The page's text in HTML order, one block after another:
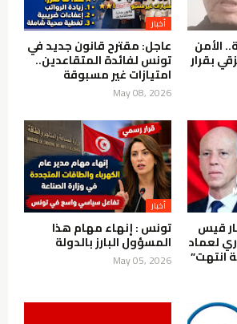
الأمن
بقرار
عاجل: مقترح قانون جديد في
تونس لفائدة المتقاعدين..
امتيازات غير مسبوقة
May 08, 2026
قيس
لعماد
انتهت”
تونس : إنهاء مهام هذا
المسؤول البارز بالدولة
May 05, 2026